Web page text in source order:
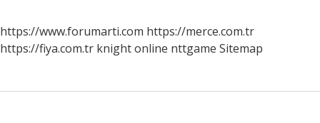
https://www.forumarti.com https://merce.com.tr
https://fiya.com.tr knight online nttgame Sitemap